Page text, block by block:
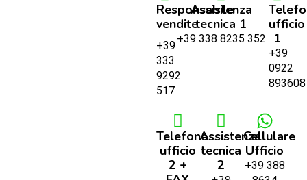
Responsabile
vendite
+39
333
9292
517
Assistenza
tecnica 1
+39 338 8235 352
ufficio
1
+39
0922
893608
Telefono
ufficio
2 +
Assistenza
tecnica
2
Cellulare
Ufficio
+39 388